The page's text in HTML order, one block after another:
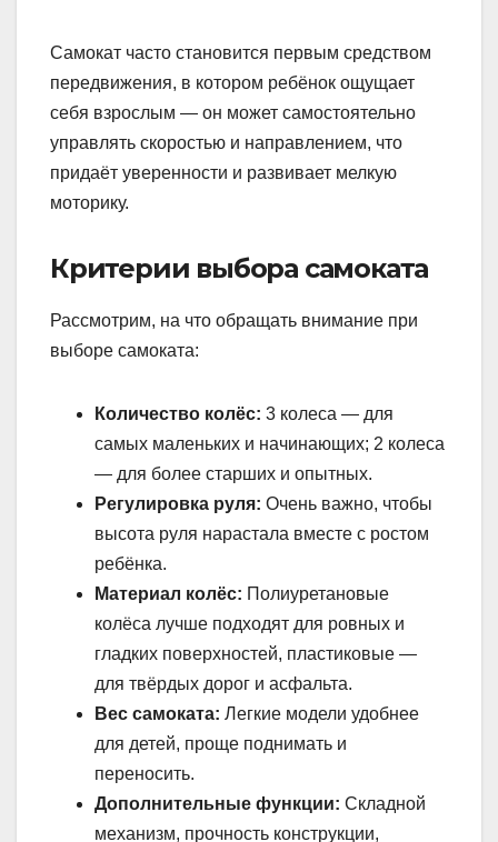
Самокат часто становится первым средством
передвижения, в котором ребёнок ощущает
себя взрослым — он может самостоятельно
управлять скоростью и направлением, что
придаёт уверенности и развивает мелкую
моторику.
Критерии выбора самоката
Рассмотрим, на что обращать внимание при
выборе самоката:
Количество колёс: 3 колеса — для
самых маленьких и начинающих; 2 колеса
— для более старших и опытных.
Регулировка руля: Очень важно, чтобы
высота руля нарастала вместе с ростом
ребёнка.
Материал колёс: Полиуретановые
колёса лучше подходят для ровных и
гладких поверхностей, пластиковые —
для твёрдых дорог и асфальта.
Вес самоката: Легкие модели удобнее
для детей, проще поднимать и
переносить.
Дополнительные функции: Складной
механизм, прочность конструкции,